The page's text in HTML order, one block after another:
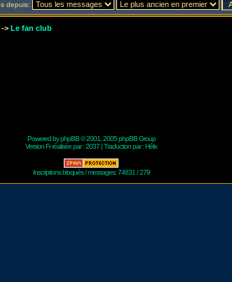
depuis:
-> Le fan club
Powered byphpBB© 2001, 2005 phpBB Group
Version Fr réalisée par :2037 | Traduction par :Hélix
Inscriptions bloqués / messages: 74831 / 279